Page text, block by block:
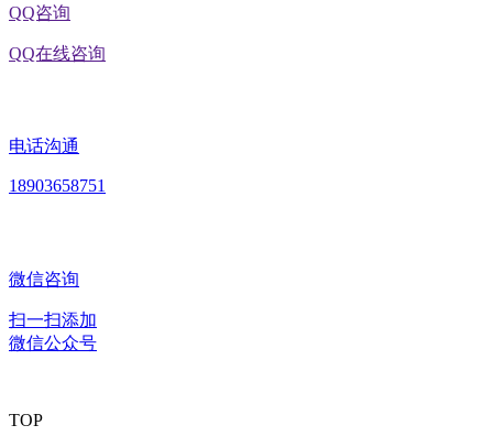
QQ咨询
QQ在线咨询
电话沟通
18903658751
微信咨询
扫一扫添加
微信公众号
TOP